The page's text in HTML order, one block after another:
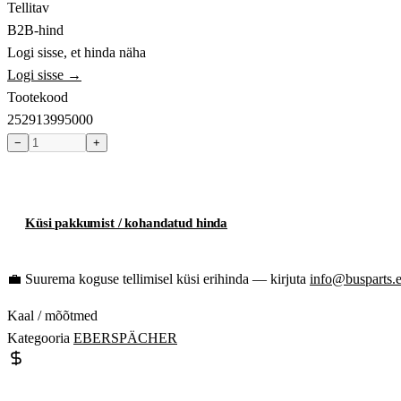
Tellitav
B2B-hind
Logi sisse, et hinda näha
Logi sisse →
Tootekood
252913995000
− +
Küsi pakkumist / kohandatud hinda
💼 Suurema koguse tellimisel küsi erihinda — kirjuta
Kaal / mõõtmed
Kategooria EBERSPÄCHER